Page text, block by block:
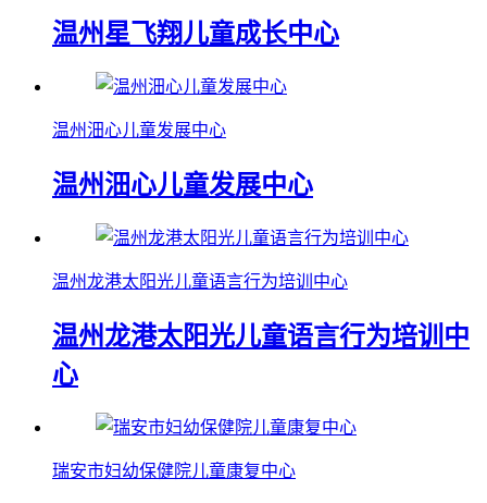
温州星飞翔儿童成长中心
温州沺心儿童发展中心
温州沺心儿童发展中心
温州龙港太阳光儿童语言行为培训中心
温州龙港太阳光儿童语言行为培训中
心
瑞安市妇幼保健院儿童康复中心